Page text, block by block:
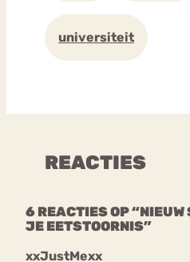
universiteit
REACTIES
6 REACTIES OP
JE EETSTOORNIS”
xxJustMexx